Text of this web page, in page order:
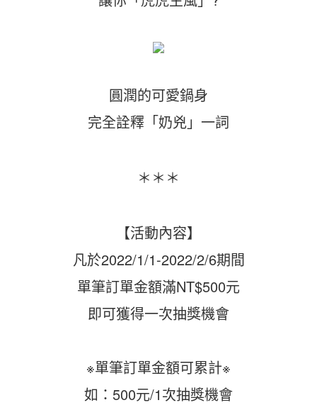
圓潤的可愛鍋身
完全詮釋「奶兇」一詞
＊＊＊
【活動內容】
凡於2022/1/1-2022/2/6期間
單筆訂單金額滿NT$500元
即可獲得一次抽獎機會
※單筆訂單金額可累計※
如：500元/1次抽獎機會